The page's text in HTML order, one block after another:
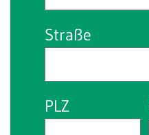
Straße
PLZ